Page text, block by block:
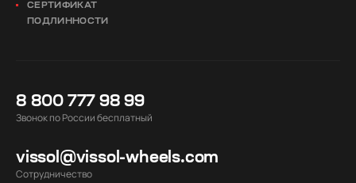
СЕРТИФИКАТ
ПОДЛИННОСТИ
8 800 777 98 99
Звонок по России бесплатный
vissol@vissol-wheels.com
Cотрудничество